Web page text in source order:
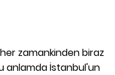
zamankinden biraz
anlamda İstanbul'un